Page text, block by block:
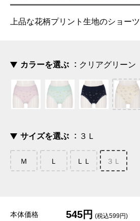
上品な花柄プリント生地のショーツ
カラーを選ぶ クリアグリーン
サイズを選ぶ ３Ｌ
Ｍ Ｌ ＬＬ ３Ｌ
本体価格 545円 (税込599円)